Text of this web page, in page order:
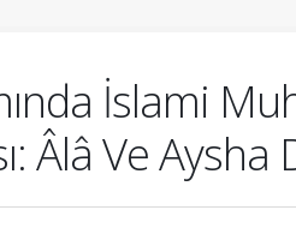
İslami
Âlâ Ve Aysha